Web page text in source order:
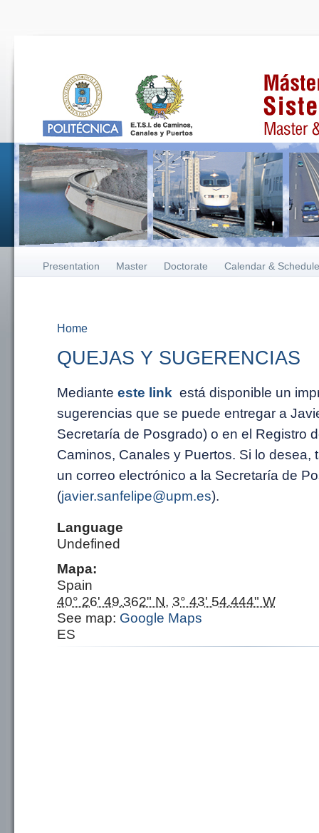
Presentation Master Doctorate Calendar & Schedule
Home
QUEJAS Y SUGERENCIAS
Mediante este link está disponible un
sugerencias que se puede entregar a
Secretaría de Posgrado) o en el Registro
Caminos, Canales y Puertos. Si lo desea,
un correo electrónico a la Secretaría de
(javier.sanfelipe@upm.es).
Language
Undefined
Mapa:
Spain
40° 26' 49.362" N, 3° 43' 54.444" W
See map: Google Maps
ES